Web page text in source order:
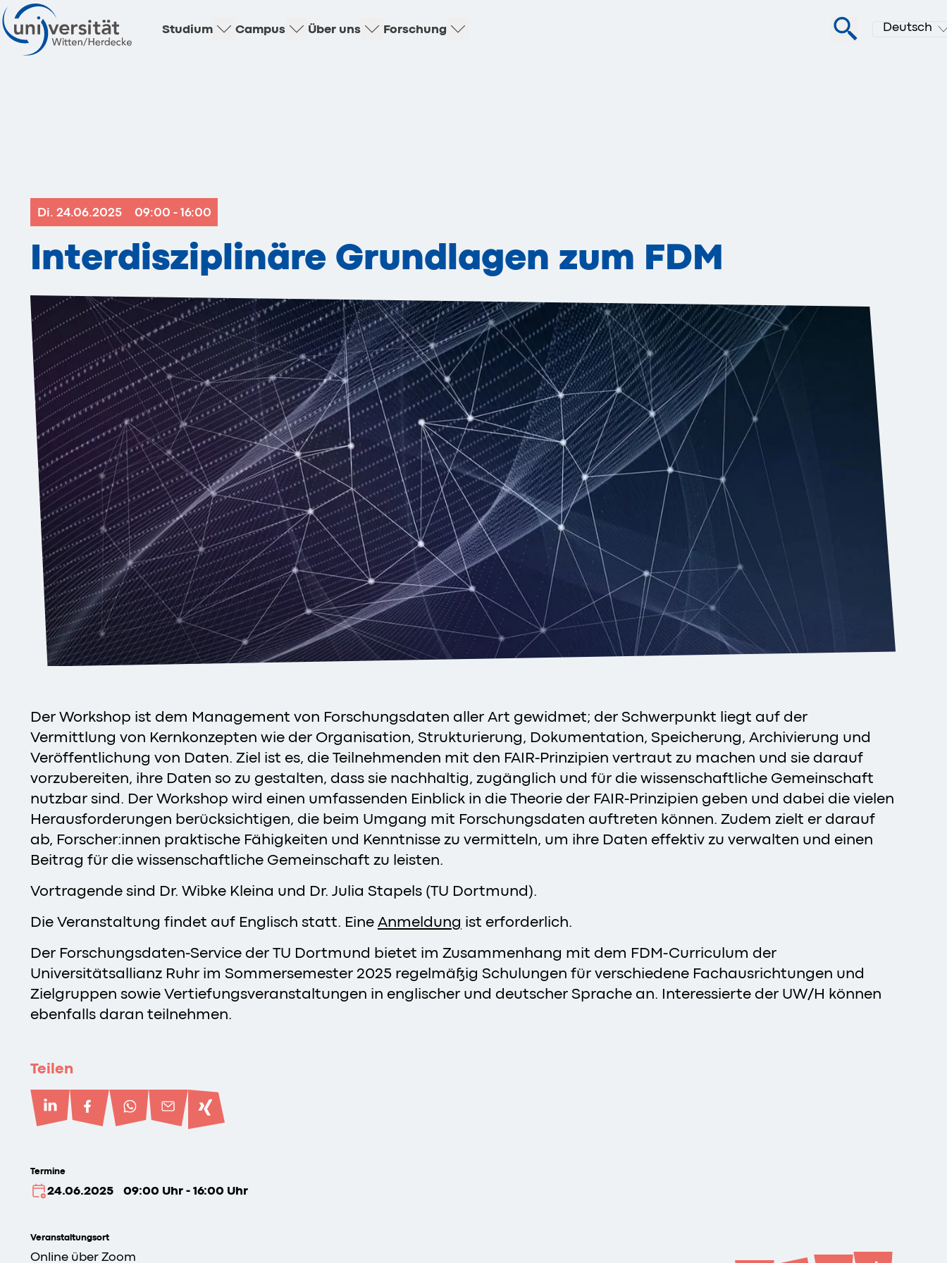
Studium Campus Über uns Forschung Deutsch
Di. 24.06.2025 09:00 - 16:00
Interdisziplinäre Grundlagen zum FDM
Der Workshop ist dem Management von Forschungsdaten aller Art gewidmet; der Schwerpunkt liegt auf der
Vermittlung von Kernkonzepten wie der Organisation, Strukturierung, Dokumentation, Speicherung, Archivierung und
Veröffentlichung von Daten. Ziel ist es, die Teilnehmenden mit den FAIR-Prinzipien vertraut zu machen und sie darauf
vorzubereiten, ihre Daten so zu gestalten, dass sie nachhaltig, zugänglich und für die wissenschaftliche Gemeinschaft
nutzbar sind. Der Workshop wird einen umfassenden Einblick in die Theorie der FAIR-Prinzipien geben und dabei die vielen
Herausforderungen berücksichtigen, die beim Umgang mit Forschungsdaten auftreten können. Zudem zielt er darauf
ab, Forscher:innen praktische Fähigkeiten und Kenntnisse zu vermitteln, um ihre Daten effektiv zu verwalten und einen
Beitrag für die wissenschaftliche Gemeinschaft zu leisten.
Vortragende sind Dr. Wibke Kleina und Dr. Julia Stapels (TU Dortmund).
Die Veranstaltung findet auf Englisch statt. Eine Anmeldung ist erforderlich.
Der Forschungsdaten-Service der TU Dortmund bietet im Zusammenhang mit dem FDM-Curriculum der
Universitätsallianz Ruhr im Sommersemester 2025 regelmäßig Schulungen für verschiedene Fachausrichtungen und
Zielgruppen sowie Vertiefungsveranstaltungen in englischer und deutscher Sprache an. Interessierte der UW/H können
ebenfalls daran teilnehmen.
Teilen
Termine
24.06.2025 09:00 Uhr - 16:00 Uhr
Veranstaltungsort
Online über Zoom